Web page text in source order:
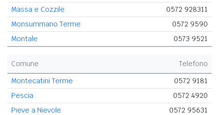
Massa e Cozzile
0572 928311
Monsummano Terme
0572 9590
Montale
0573 9521
Comune
Telefono
Montecatini Terme
0572 9181
Pescia
0572 4920
Pieve a Nievole
0572 95631